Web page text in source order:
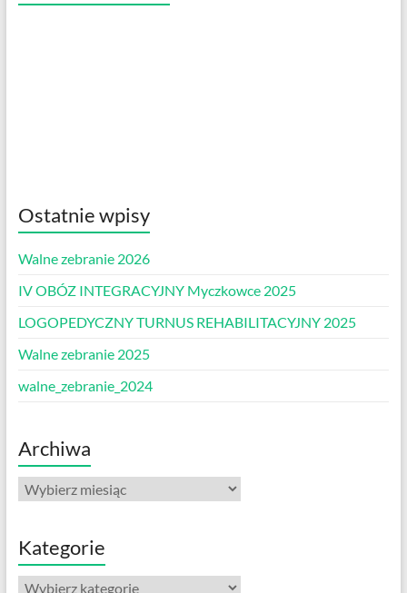
Ostatnie wpisy
Walne zebranie 2026
IV OBÓZ INTEGRACYJNY Myczkowce 2025
LOGOPEDYCZNY TURNUS REHABILITACYJNY 2025
Walne zebranie 2025
walne_zebranie_2024
Archiwa
Archiwa
Kategorie
Kategorie